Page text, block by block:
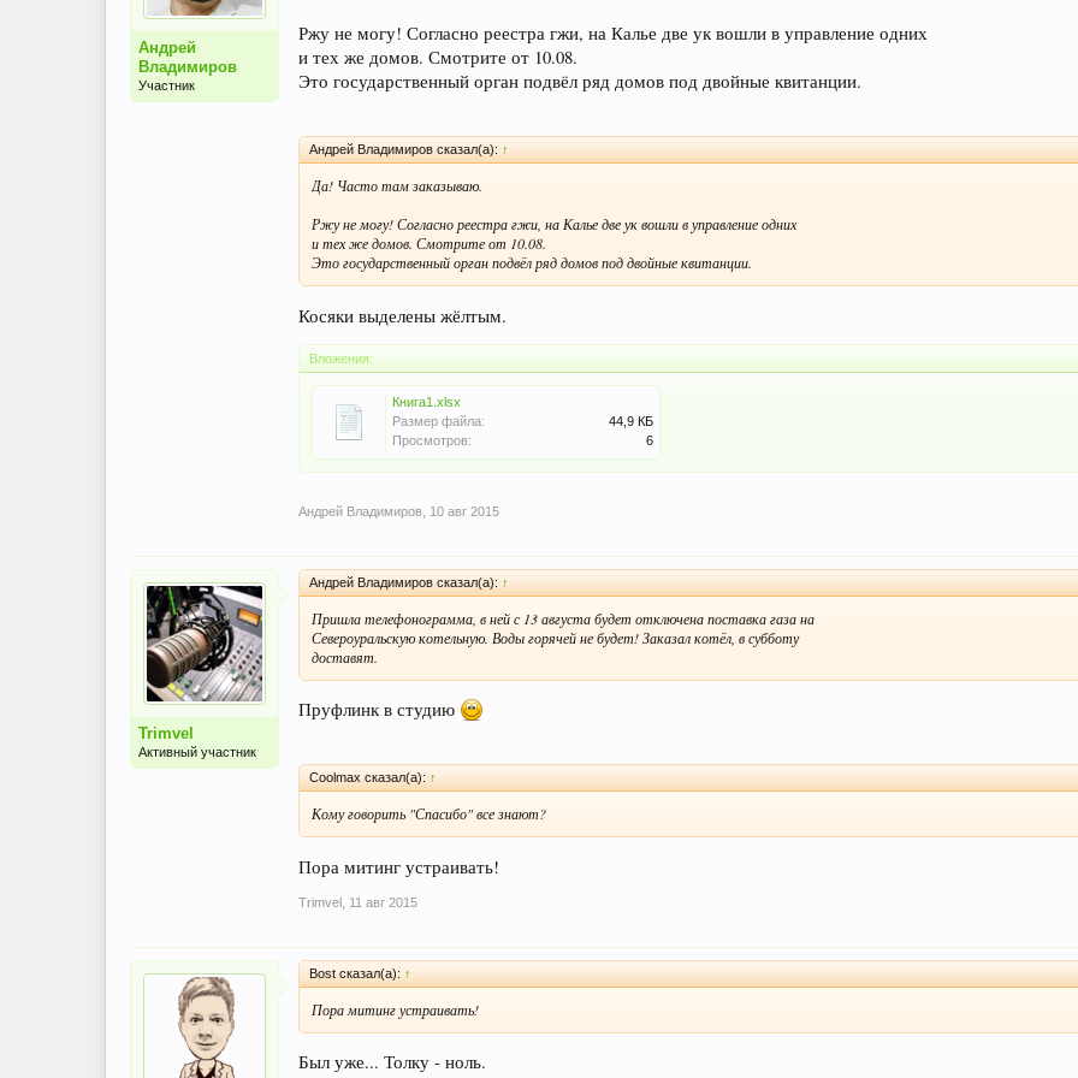
Андрей
Владимиров
Участник
Ржу не могу! Согласно реестра гжи, на Калье две ук вошли в управление одних
и тех же домов. Смотрите от 10.08.
Это государственный орган подвёл ряд домов под двойные квитанции.
Андрей Владимиров сказал(а): ↑
Да! Часто там заказываю.
Ржу не могу! Согласно реестра гжи, на Калье две ук вошли в управление одних
и тех же домов. Смотрите от 10.08.
Это государственный орган подвёл ряд домов под двойные квитанции.
Косяки выделены жёлтым.
Вложения:
Книга1.xlsx
Размер файла:
44,9 КБ
Просмотров:
6
Андрей Владимиров 10 авг 2015
Trimvel
Активный участник
Андрей Владимиров сказал(а): ↑
Пришла телефонограмма, в ней с 13 августа будет отключена поставка газа на
Североуральскую котельную. Воды горячей не будет! Заказал котёл, в субботу
доставят.
Пруфлинк в студию
Coolmax сказал(а): ↑
Кому говорить "Спасибо" все знают?
Пора митинг устраивать!
Trimvel 11 авг 2015
Bost сказал(а): ↑
Пора митинг устраивать!
Был уже... Толку - ноль.